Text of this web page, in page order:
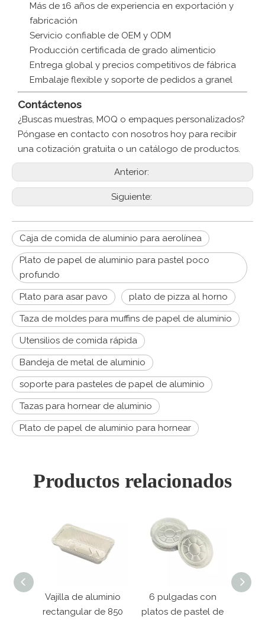
Más de 16 años de experiencia en exportación y
fabricación
Servicio confiable de OEM y ODM
Producción certificada de grado alimenticio
Entrega global y precios competitivos de fábrica
Embalaje flexible y soporte de pedidos a granel
Contáctenos
¿Buscas muestras, MOQ o empaques personalizados?
Póngase en contacto con nosotros hoy para recibir
una cotización gratuita o un catálogo de productos.
Anterior:
Siguiente:
Caja de comida de aluminio para aerolínea
Plato de papel de aluminio para pastel poco
profundo
Plato para asar pavo plato de pizza al horno
Taza de moldes para muffins de papel de aluminio
Utensilios de comida rápida
Bandeja de metal de aluminio
soporte para pasteles de papel de aluminio
Tazas para hornear de aluminio
Plato de papel de aluminio para hornear
Productos relacionados
Vajilla de aluminio
rectangular de 850
6 pulgadas con
platos de pastel de